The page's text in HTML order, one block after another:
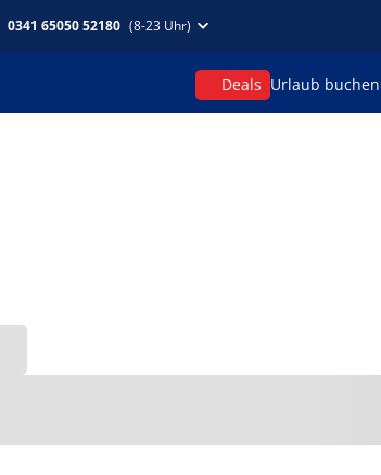
0341 65050 52180 (8-23 Uhr)
Deals Urlaub buchen